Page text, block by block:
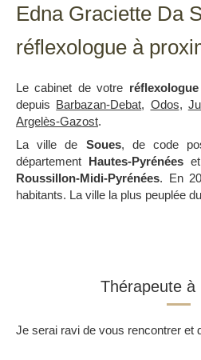
Edna Graciette Da
réflexologue à
Le cabinet de votre réflexologue
depuis Barbazan-Debat, Odos,
Argelès-Gazost.
La ville de Soues, de code
département Hautes-Pyrénéeset
Roussillon-Midi-Pyrénées. En
habitants. La ville la plus peuplée
Thérapeute à
Je serai ravi de vous rencontrer et